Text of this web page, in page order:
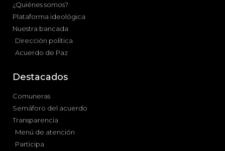
¿Quiénes somos?
Plataforma ideológica
Nuestra bancada
Dirección política
Acuerdo de Paz
Destacados
Comuneras
Semáforo del acuerdo
Transparencia
Menú de atención
Participa